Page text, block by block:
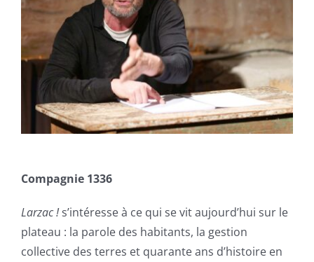
Compagnie 1336
Larzac !s’intéresse à ce qui se vit aujourd’hui sur le
plateau : la parole des habitants, la gestion
collective des terres et quarante ans d’histoire en